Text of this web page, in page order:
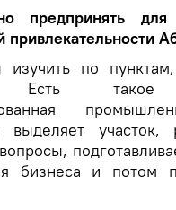
предпринять для
привлекательности
по
Есть такое
выделяет участок,
бизнеса и потом